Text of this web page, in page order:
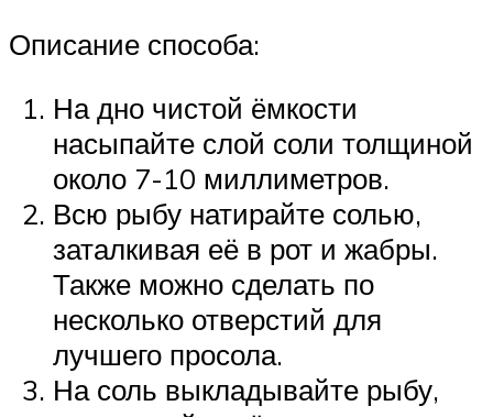
Описание способа:
На дно чистой ёмкости
насыпайте слой соли толщиной
около 7-10 миллиметров.
Всю рыбу натирайте солью,
заталкивая её в рот и жабры.
Также можно сделать по
несколько отверстий для
лучшего просола.
На соль выкладывайте рыбу,